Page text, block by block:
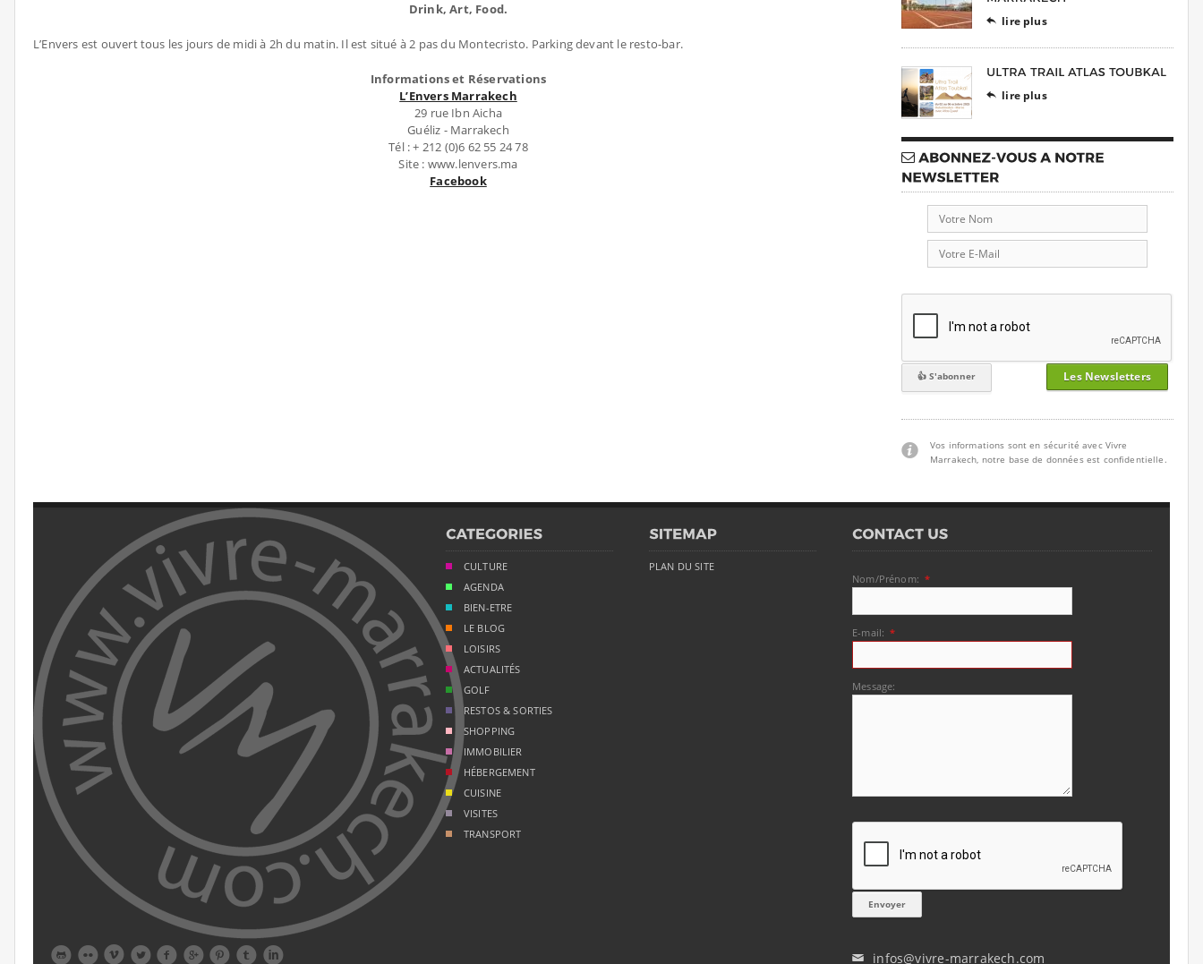
Drink, Art, Food.
L’Envers est ouvert tous les jours de midi à 2h du matin. Il est situé à 2 pas du Montecristo. Parking devant le resto-bar.
Informations et Réservations
L’Envers Marrakech
29 rue Ibn Aicha
Guéliz - Marrakech
Tél : + 212 (0)6 62 55 24 78
Site : www.lenvers.ma
Facebook
 lire plus
 lire plus
Les Newsletters
Vos informations sont en sécurité avec Vivre
Marrakech, notre base de données est confidentielle.
        
CULTURE
AGENDA
BIEN-ETRE
LE BLOG
LOISIRS
ACTUALITÉS
GOLF
RESTOS & SORTIES
SHOPPING
IMMOBILIER
HÉBERGEMENT
CUISINE
VISITES
TRANSPORT
PLAN DU SITE
Nom/Prénom: *
E-mail: *
Message:
✉ infos@vivre-marrakech.com